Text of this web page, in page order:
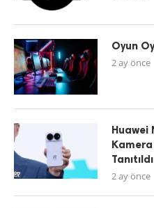
Oyun
2 ay önce
Huawei
Tanıtıldı
2 ay önce